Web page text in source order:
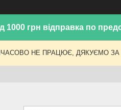
1000 грн відправка по
НЕ ПРАЦЮЄ, ДЯКУЄМО ЗА